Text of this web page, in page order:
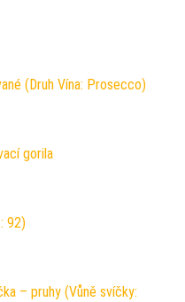
(Druh Vína: Prosecco)
gorila
92)
– pruhy (Vůně svíčky: